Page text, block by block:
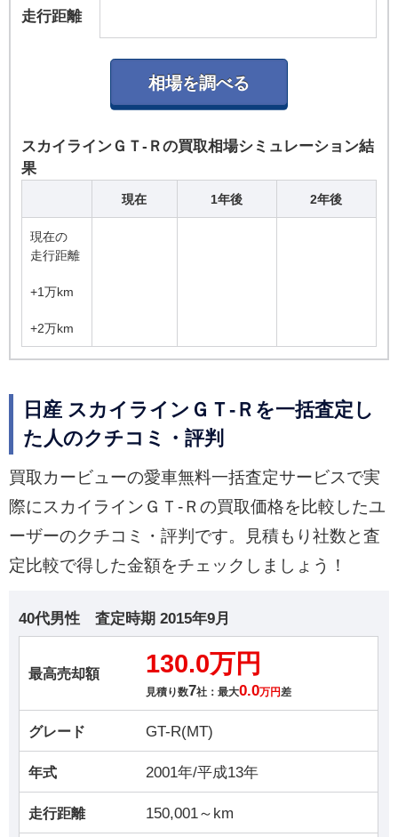
走行距離
スカイラインＧＴ‐Ｒの買取相場シミュレーション結
果
現在 1年後 2年後
現在の
走行距離
+1万km
+2万km
日産 スカイラインＧＴ‐Ｒを一括査定し
た人のクチコミ・評判
買取カービューの愛車無料一括査定サービスで実
際にスカイラインＧＴ‐Ｒの買取価格を比較したユ
ーザーのクチコミ・評判です。見積もり社数と査
定比較で得した金額をチェックしましょう！
40代男性 査定時期 2015年9月
最高売却額 130.0万円
見積り数7社：最大0.0万円差
グレード GT-R(MT)
年式 2001年/平成13年
走行距離 150,001～km